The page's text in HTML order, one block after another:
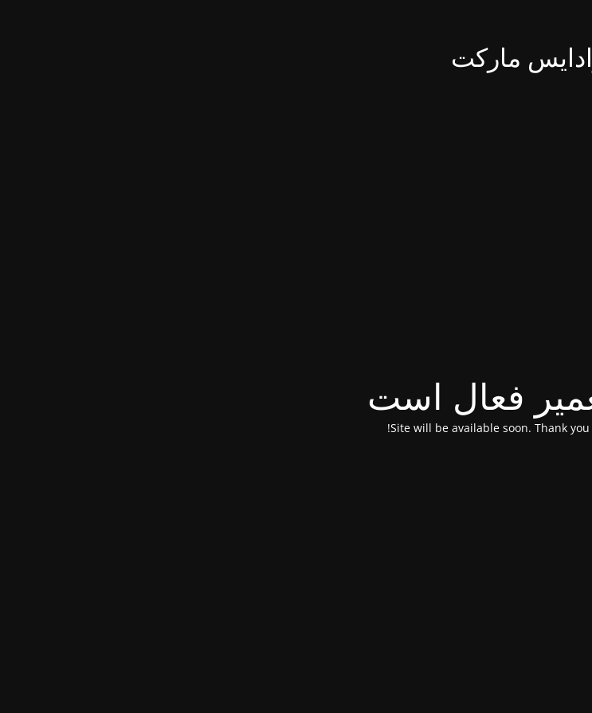
مارکت
فعال است
Site will be available soon. Thank